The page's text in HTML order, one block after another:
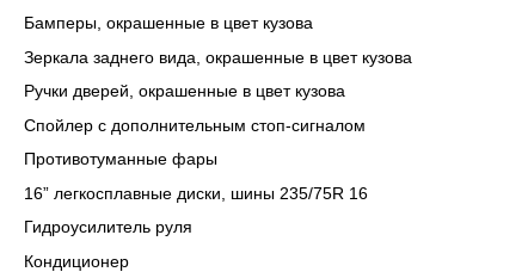
Бамперы, окрашенные в цвет кузова
Зеркала заднего вида, окрашенные в цвет кузова
Ручки дверей, окрашенные в цвет кузова
Спойлер с дополнительным стоп-сигналом
Противотуманные фары
16” легкосплавные диски, шины 235/75R 16
Гидроусилитель руля
Кондиционер